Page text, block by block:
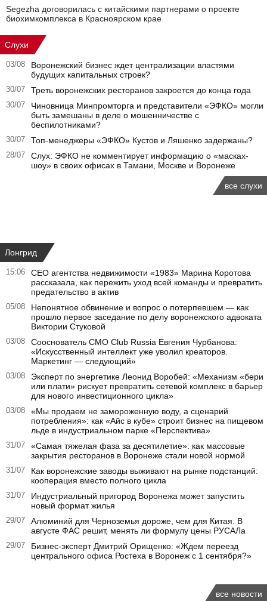
Segezha договорилась с китайскими партнерами о проекте
биохимкомплекса в Красноярском крае
Слухи
03/08
Воронежский бизнес ждет централизации властями
будущих капитальных строек?
30/07 Треть воронежских ресторанов закроется до конца года
30/07
Чиновница Минпромторга и представители «ЭФКО» могли
быть замешаны в деле о мошенничестве с
беспилотниками?
30/07 Топ-менеджеры «ЭФКО» Кустов и Ляшенко задержаны?
28/07
Слух: ЭФКО не комментирует информацию о «масках-
шоу» в своих офисах в Тамани, Москве и Воронеже
все слухи
Лонгрид
15:06
CEO агентства недвижимости «1983» Марина Коротова
рассказала, как пережить уход всей команды и превратить
предательство в актив
05/08
Непонятное обвинение и вопрос о потерпевшем — как
прошло первое заседание по делу воронежского адвоката
Виктории Стуковой
03/08
Сооснователь CMO Club Russia Евгения Чурбанова:
«Искусственный интеллект уже уволил креаторов.
Маркетинг — следующий»
03/08
Эксперт по энергетике Леонид Воробей: «Механизм «бери
или плати» рискует превратить сетевой комплекс в барьер
для нового инвестиционного цикла»
03/08
«Мы продаем не замороженную воду, а сценарий
потребления»: как «Айс в кубе» строит бизнес на пищевом
льде в индустриальном парке «Перспектива»
31/07
«Самая тяжелая фаза за десятилетие»: как массовые
закрытия ресторанов в Воронеже стали новой нормой
31/07
Как воронежские заводы выживают на рынке подстанций:
кооперация вместо полного цикла
31/07
Индустриальный пригород Воронежа может запустить
новый формат жилья
29/07
Алюминий для Черноземья дороже, чем для Китая. В
августе ФАС решит, менять ли формулу цены РУСАЛа
29/07
Бизнес-эксперт Дмитрий Орищенко: «Ждем переезд
центрального офиса Ростеха в Воронеж с 1 сентября?»
все новости